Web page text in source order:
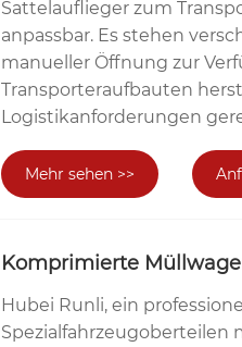
Sattelauflieger zum
anpassbar. Es stehen
manueller Öffnung zur
Transporteraufbauten
Logistikanforderungen
Mehr sehen >>
Komprimierte
Hubei Runli, ein
Spezialfahrzeugoberteilen